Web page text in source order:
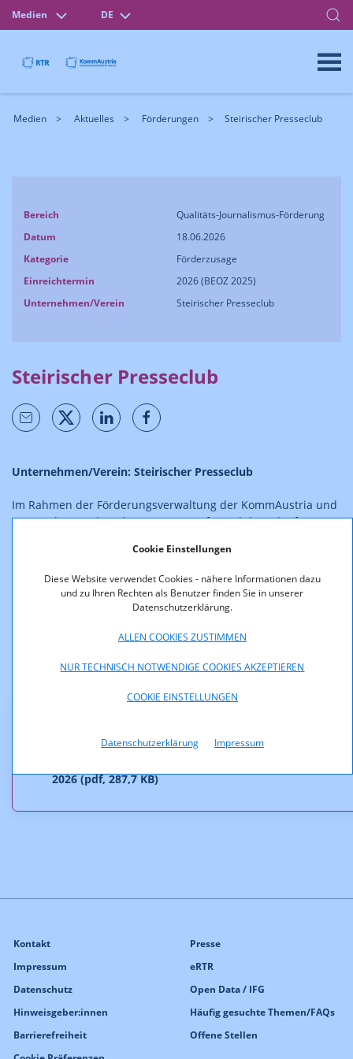
Cookie Einstellungen
Diese Website verwendet Cookies - nähere Informationen dazu
und zu Ihren Rechten als Benutzer finden Sie in unserer
Datenschutzerklärung.
ALLEN COOKIES ZUSTIMMEN
NUR TECHNISCH NOTWENDIGE COOKIES AKZEPTIEREN
COOKIE EINSTELLUNGEN
Datenschutzerklärung Impressum
Medien DE
Medien Aktuelles Förderungen Steirischer Presseclub
Bereich
Qualitäts-Journalismus-Förderung
Datum
18.06.2026
Kategorie
Förderzusage
Einreichtermin
2026 (BEOZ 2025)
Unternehmen/Verein
Steirischer Presseclub
Steirischer Presseclub
Unternehmen/Verein: Steirischer Presseclub
Im Rahmen der Förderungsverwaltung der KommAustria und
RTR-GmbH werden ab 01.09.2025 aufgrund des Inkrafttretens
neben der bisherigen Veröffentlichung der Entscheidungen
veröffentlicht. Verträge und Entscheidungen sind
Informationen im allgemeinen Interesse im Sinn des § 2 Abs.
des § 6 IFG unterliegen, gemäß § 4 IFG proaktiv im Internet zu
2026 (pdf, 287,7 KB)
Kontakt
Impressum
Datenschutz
Hinweisgeber:innen
Barrierefreiheit
Presse
eRTR
Open Data / IFG
Häufig gesuchte Themen/FAQs
Offene Stellen